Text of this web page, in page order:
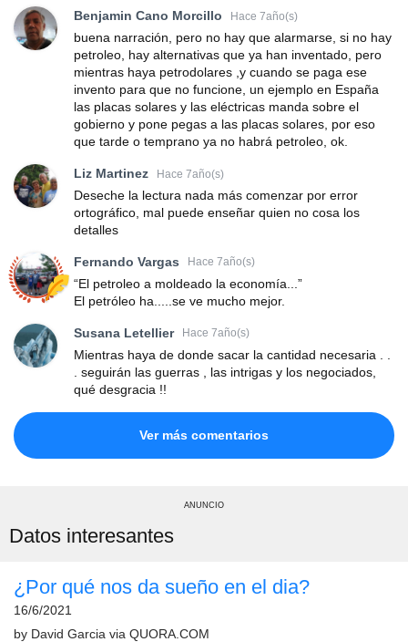
Benjamin Cano Morcillo Hace 7año(s)
buena narración, pero no hay que alarmarse, si no hay
petroleo, hay alternativas que ya han inventado, pero
mientras haya petrodolares ,y cuando se paga ese
invento para que no funcione, un ejemplo en España
las placas solares y las eléctricas manda sobre el
gobierno y pone pegas a las placas solares, por eso
que tarde o temprano ya no habrá petroleo, ok.
Liz Martinez Hace 7año(s)
Deseche la lectura nada más comenzar por error
ortográfico, mal puede enseñar quien no cosa los
detalles
Fernando Vargas Hace 7año(s)
“El petroleo a moldeado la economía...”
El petróleo ha.....se ve mucho mejor.
Susana Letellier Hace 7año(s)
Mientras haya de donde sacar la cantidad necesaria . .
. seguirán las guerras , las intrigas y los negociados,
qué desgracia !!
Ver más comentarios
ANUNCIO
Datos interesantes
¿Por qué nos da sueño en el dia?
16/6/2021
by David Garcia via QUORA.COM